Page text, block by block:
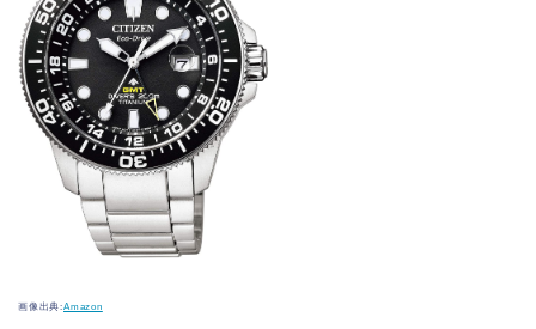
画像出典:Amazon